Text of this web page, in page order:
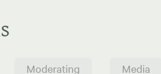
Moderating Media